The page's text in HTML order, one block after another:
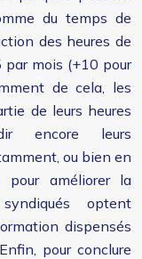
du temps de
des heures de
mois (+10 pour
de cela, les
de leurs heures
encore leurs
ou bien en
pour améliorer la
optent
dispensés
pour conclure